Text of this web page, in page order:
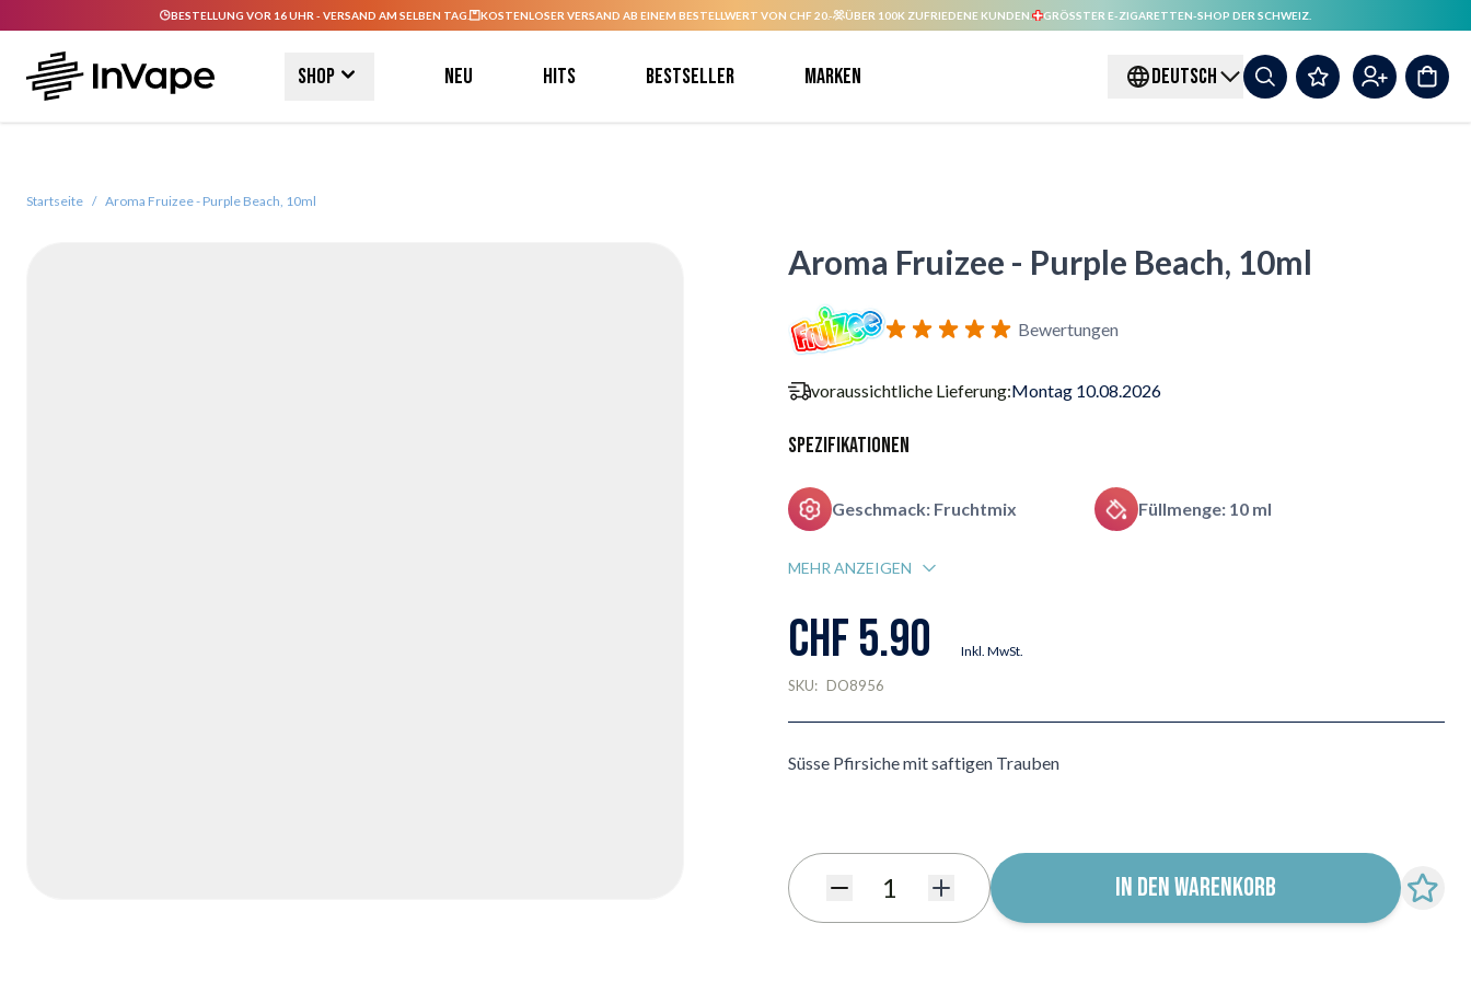
BESTELLUNG VOR 16 UHR - VERSAND AM SELBEN TAG. KOSTENLOSER VERSAND AB EINEM BESTELLWERT VON CHF 20.- ÜBER 100K ZUFRIEDENE KUNDEN. GRÖSSTER E-ZIGARETTEN-SHOP DER SCHWEIZ.
Shop Neu Hits Bestseller Marken DEUTSCH
Startseite / Aroma Fruizee - Purple Beach, 10ml
Aroma Fruizee - Purple Beach, 10ml
Bewertungen
voraussichtliche Lieferung:Montag 10.08.2026
Spezifikationen
Geschmack: Fruchtmix Füllmenge: 10 ml
MEHR ANZEIGEN
CHF 5.90 Inkl. MwSt.
SKU: DO8956
Süsse Pfirsiche mit saftigen Trauben
IN DEN WARENKORB